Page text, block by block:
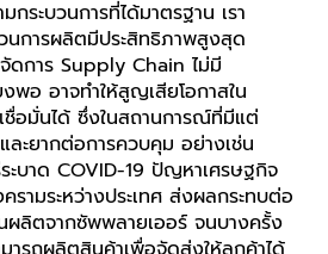
กระบวนการที่ได้มาตรฐาน เรา
นการผลิตมีประสิทธิภาพสูงสุด
จัดการ Supply Chain ไม่มี
พอ อาจทำให้สูญเสียโอกาสใน
ชื่อมั่นได้ ซึ่งในสถานการณ์ที่มีแต่
ละยากต่อการควบคุม อย่างเช่น
บาด COVID-19 ปัญหาเศรษฐกิจ
รามระหว่างประเทศ ส่งผลกระทบต่อ
ผลิตจากซัพพลายเออร์ จนบางครั้ง